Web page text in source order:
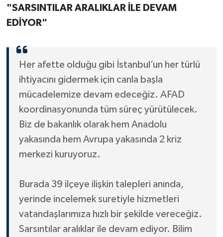
"SARSINTILAR ARALIKLAR İLE DEVAM
EDİYOR"
Her afette olduğu gibi İstanbul’un her türlü
ihtiyacını gidermek için canla başla
mücadelemize devam edeceğiz. AFAD
koordinasyonunda tüm süreç yürütülecek.
Biz de bakanlık olarak hem Anadolu
yakasında hem Avrupa yakasında 2 kriz
merkezi kuruyoruz.
Burada 39 ilçeye ilişkin talepleri anında,
yerinde incelemek suretiyle hizmetleri
vatandaşlarımıza hızlı bir şekilde vereceğiz.
Sarsıntılar aralıklar ile devam ediyor. Bilim